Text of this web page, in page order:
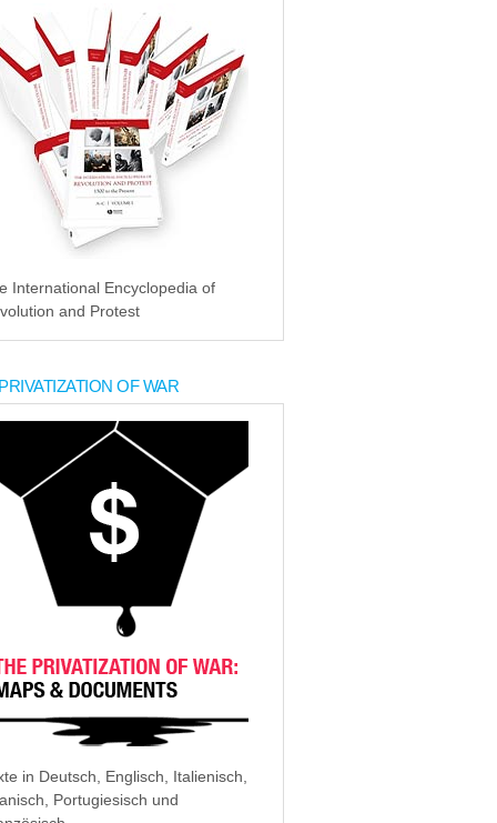
International Encyclopedia of
and Protest
OF WAR
in Deutsch, Englisch, Italienisch,
Portugiesisch und